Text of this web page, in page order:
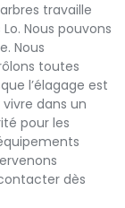
travaille
Nous pouvons
Nous
toutes
l’élagage est
dans un
pour les
dès